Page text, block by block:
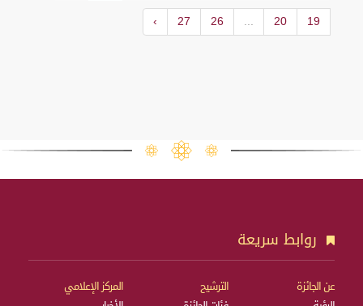
19
20
...
26
27
›
روابط سريعة
عن الجائزة
الترشيح
المركز الإعلامي